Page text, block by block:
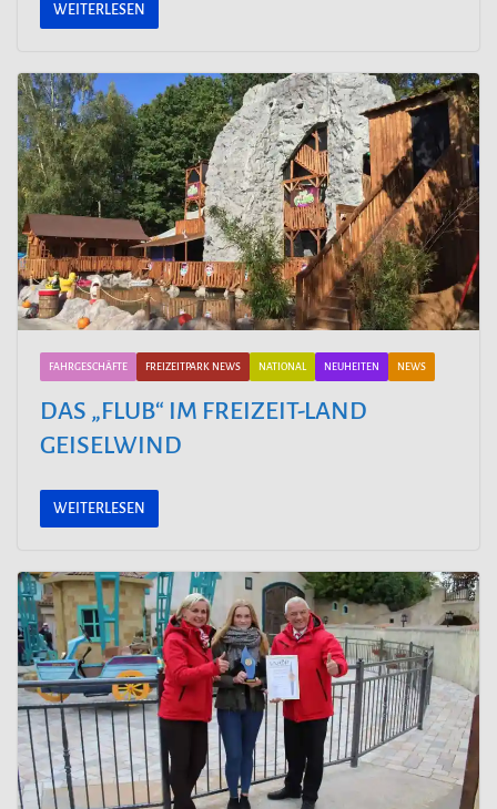
WEITERLESEN
FAHRGESCHÄFTE FREIZEITPARK NEWS NATIONAL NEUHEITEN NEWS
DAS „FLUB“ IM FREIZEIT-LAND
GEISELWIND
WEITERLESEN